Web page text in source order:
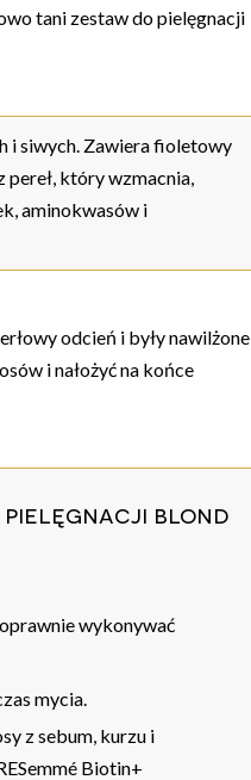
tani zestaw do pielęgnacji
i siwych. Zawiera fioletowy
który wzmacnia,
aminokwasów i
odcień i były nawilżone
i nałożyć na końce
pielęgnacji blond
wykonywać
mycia.
z sebum, kurzu i
Biotin+